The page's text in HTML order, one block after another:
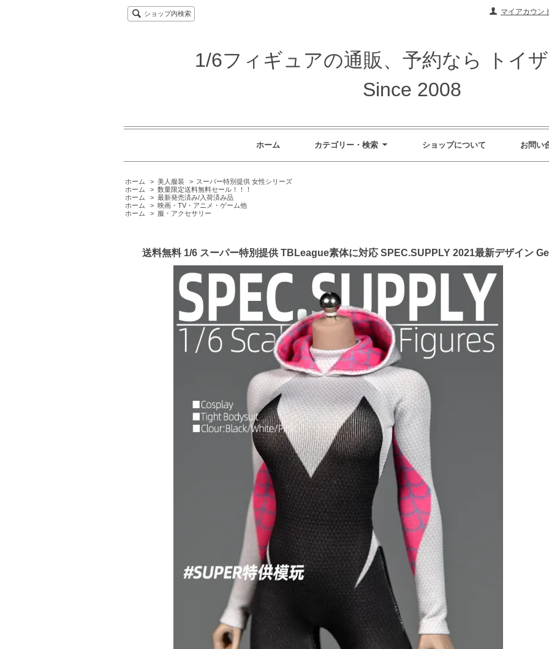
マイアカウン
ショップ内検索
1/6フィギュアの通販、予約なら トイ
Since 2008
ホーム カテゴリー・検索 ショップについて お問い
ホーム > 美人服装 > スーパー特別提供 女性シリーズ
ホーム
> 数量限定送料無料セール！！！
ホーム
> 最新発売済み/入荷済み品
ホーム
> 映画・TV・アニメ・ゲーム他
ホーム
> 服・アクセサリー
送料無料 1/6 スーパー特別提供 TBLeague素体に対応 SPEC.SUPPLY 2021最新デザイン